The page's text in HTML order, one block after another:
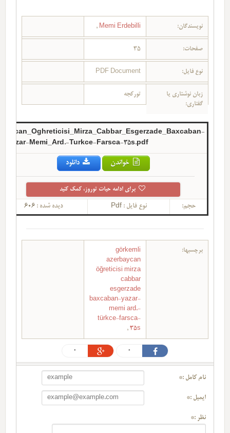
نویسندگان: Memi Erdebilli
,
صفحات: 35
نوع فایل: PDF Document
زبان نوشتاری یا
گفتاری:
تورکجه
Yazar-Memi_Ard.-Turkce-Farsca-35s.pdf
خواندن دانلود
برای ادامه حیات توروز، کمک کنید
حجم: نوع فایل :Pdf دیده شده : 606
برچسبها:
görkemli
azerbaycan
öğreticisi mirza
cabbar
esgerzade
baxcaban-yazar-
memi ard.-
türkce-farsca-
35s
,
0
0
نام کامل :*
ایمیل :*
نظر :*